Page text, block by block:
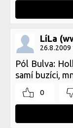
LíLa
26.8.2009
Pól Bulva:
samí buzíci,
0